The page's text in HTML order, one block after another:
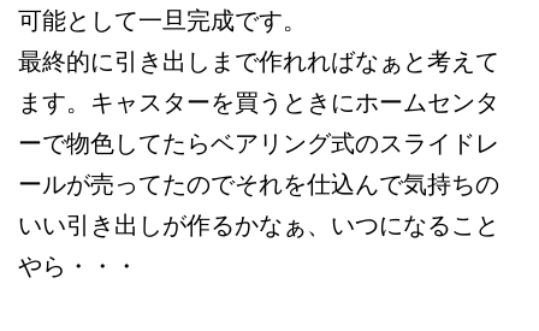
可能として一旦完成です。
最終的に引き出しまで作れればなぁと考えて
ます。キャスターを買うときにホームセンタ
ーで物色してたらベアリング式のスライドレ
ールが売ってたのでそれを仕込んで気持ちの
いい引き出しが作るかなぁ、いつになること
やら・・・